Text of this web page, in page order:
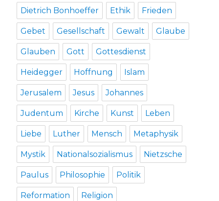
Dietrich Bonhoeffer Ethik Frieden
Gebet Gesellschaft Gewalt Glaube
Glauben Gott Gottesdienst
Heidegger Hoffnung Islam
Jerusalem Jesus Johannes
Judentum Kirche Kunst Leben
Liebe Luther Mensch Metaphysik
Mystik Nationalsozialismus Nietzsche
Paulus Philosophie Politik
Reformation Religion